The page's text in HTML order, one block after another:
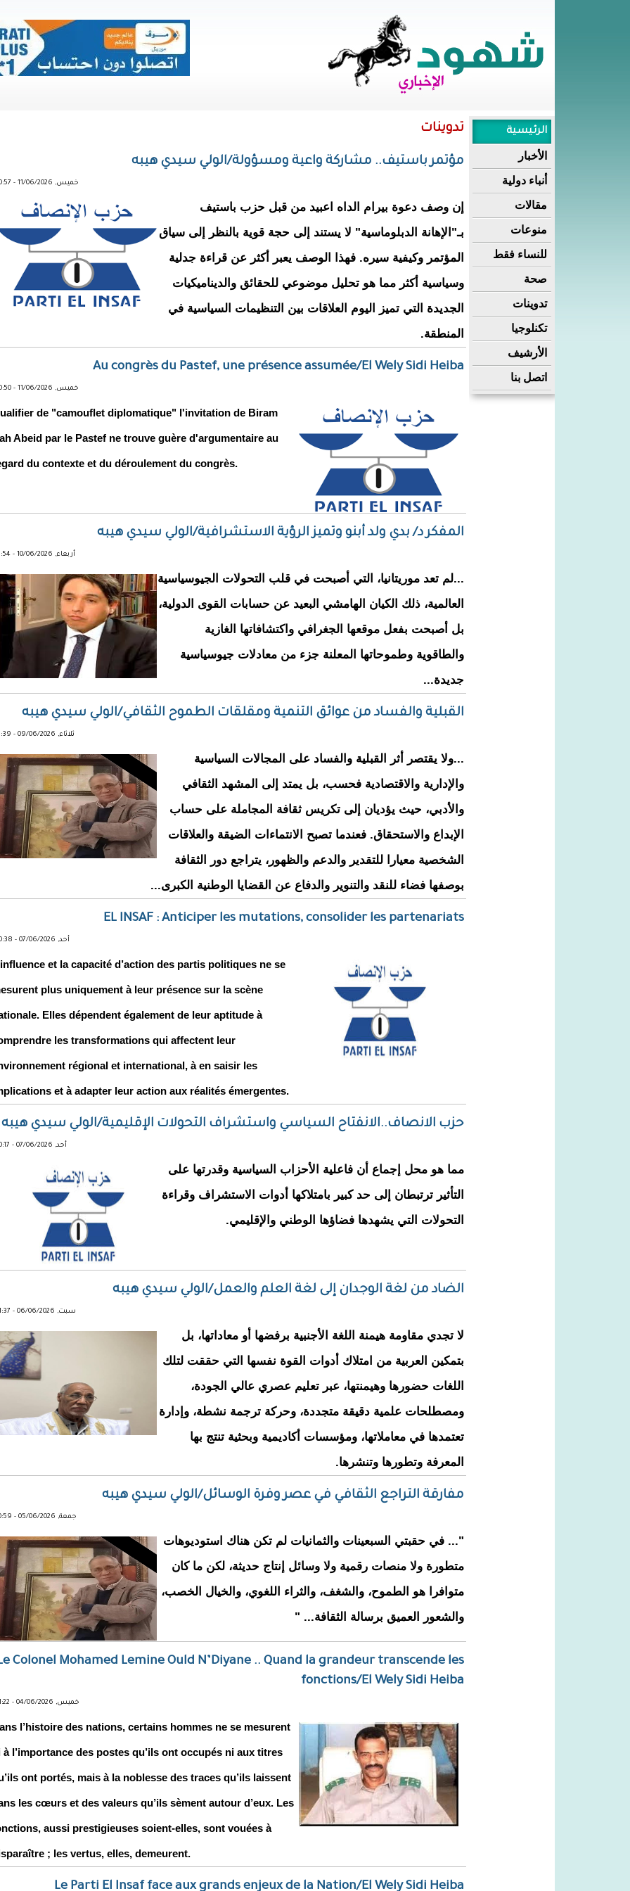
الرئيسية
الأخبار
أنباء دولية
مقالات
منوعات
للنساء فقط
صحة
تدوينات
تكنلوجيا
الأرشيف
اتصل بنا
تدوينات
مؤتمر باستيف.. مشاركة واعية ومسؤولة/الولي سيدي هيبه
خميس, 11/06/2026 - 00:57
إن وصف دعوة بيرام الداه اعبيد من قبل حزب باستيف
بـ"الإهانة الدبلوماسية" لا يستند إلى حجة قوية بالنظر إلى سياق
المؤتمر وكيفية سيره. فهذا الوصف يعبر أكثر عن قراءة جدلية
وسياسية أكثر مما هو تحليل موضوعي للحقائق والديناميكيات
الجديدة التي تميز اليوم العلاقات بين التنظيمات السياسية في
المنطقة.
Au congrès du Pastef, une présence assumée/El Wely Sidi Heiba
خميس, 11/06/2026 - 00:50
de "camouflet diplomatique" l'invitation de Biram
Abeid par le Pastef ne trouve guère d'argumentaire au
du contexte et du déroulement du congrès.
المفكر د/ بدي ولد أبنو وتميز الرؤية الاستشرافية/الولي سيدي هيبه
أربعاء, 10/06/2026 - 11:54
...لم تعد موريتانيا، التي أصبحت في قلب التحولات الجيوسياسية
العالمية، ذلك الكيان الهامشي البعيد عن حسابات القوى الدولية،
بل أصبحت بفعل موقعها الجغرافي واكتشافاتها الغازية
والطاقوية وطموحاتها المعلنة جزء من معادلات جيوسياسية
جديدة...
القبلية والفساد من عوائق التنمية ومقلقات الطموح الثقافي/الولي سيدي هيبه
ثلاثاء, 09/06/2026 - 11:39
...ولا يقتصر أثر القبلية والفساد على المجالات السياسية
والإدارية والاقتصادية فحسب، بل يمتد إلى المشهد الثقافي
والأدبي، حيث يؤديان إلى تكريس ثقافة المجاملة على حساب
الإبداع والاستحقاق. فعندما تصبح الانتماءات الضيقة والعلاقات
الشخصية معيارا للتقدير والدعم والظهور، يتراجع دور الثقافة
بوصفها فضاء للنقد والتنوير والدفاع عن القضايا الوطنية الكبرى...
EL INSAF : Anticiper les mutations, consolider les partenariats
أحد, 07/06/2026 - 20:38
et la capacité d’action des partis politiques ne se
plus uniquement à leur présence sur la scène
Elles dépendent également de leur aptitude à
les transformations qui affectent leur
régional et international, à en saisir les
et à adapter leur action aux réalités émergentes.
حزب الانصاف..الانفتاح السياسي واستشراف التحولات الإقليمية/الولي سيدي هيبه
أحد, 07/06/2026 - 20:17
مما هو محل إجماع أن فاعلية الأحزاب السياسية وقدرتها على
التأثير ترتبطان إلى حد كبير بامتلاكها أدوات الاستشراف وقراءة
التحولات التي يشهدها فضاؤها الوطني والإقليمي.
الضاد من لغة الوجدان إلى لغة العلم والعمل/الولي سيدي هيبه
سبت, 06/06/2026 - 21:37
لا تجدي مقاومة هيمنة اللغة الأجنبية برفضها أو معاداتها، بل
بتمكين العربية من امتلاك أدوات القوة نفسها التي حققت لتلك
اللغات حضورها وهيمنتها، عبر تعليم عصري عالي الجودة،
ومصطلحات علمية دقيقة متجددة، وحركة ترجمة نشطة، وإدارة
تعتمدها في معاملاتها، ومؤسسات أكاديمية وبحثية تنتج بها
المعرفة وتطورها وتنشرها.
مفارقة التراجع الثقافي في عصر وفرة الوسائل/الولي سيدي هيبه
جمعة, 05/06/2026 - 10:59
"... في حقبتي السبعينات والثمانيات لم تكن هناك استوديوهات
متطورة ولا منصات رقمية ولا وسائل إنتاج حديثة، لكن ما كان
متوافرا هو الطموح، والشغف، والثراء اللغوي، والخيال الخصب،
والشعور العميق برسالة الثقافة... "
Colonel Mohamed Lemine Ould N’Diyane .. Quand la grandeur transcende les
fonctions/El Wely Sidi Heiba
خميس, 04/06/2026 - 01:22
l’histoire des nations, certains hommes ne se mesurent
à l’importance des postes qu’ils ont occupés ni aux titres
ont portés, mais à la noblesse des traces qu’ils laissent
les cœurs et des valeurs qu’ils sèment autour d’eux. Les
aussi prestigieuses soient-elles, sont vouées à
; les vertus, elles, demeurent.
Le Parti El Insaf face aux grands enjeux de la Nation/El Wely Sidi Heiba